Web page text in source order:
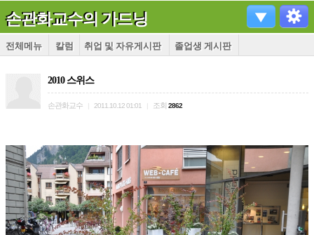
손관화교수의 가드닝
전체메뉴 칼럼 취업 및 자유게시판 졸업생 게시판
2010 스위스
손관화교수 2011.10.12 01:01 조회 2862